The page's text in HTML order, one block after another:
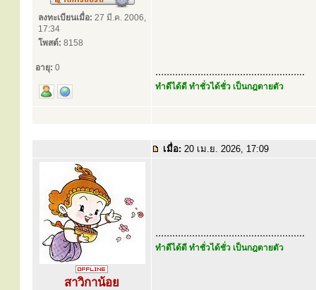
ลงทะเบียนเมื่อ: 27 มี.ค. 2006,
17:34
โพสต์: 8158
อายุ: 0 .....................................................
ทำดีได้ดี ทำชั่วได้ชั่ว เป็นกฎตายตัว
เมื่อ: 20 เม.ย. 2026, 17:09
สาวิกาน้อย
.....................................................
ทำดีได้ดี ทำชั่วได้ชั่ว เป็นกฎตายตัว